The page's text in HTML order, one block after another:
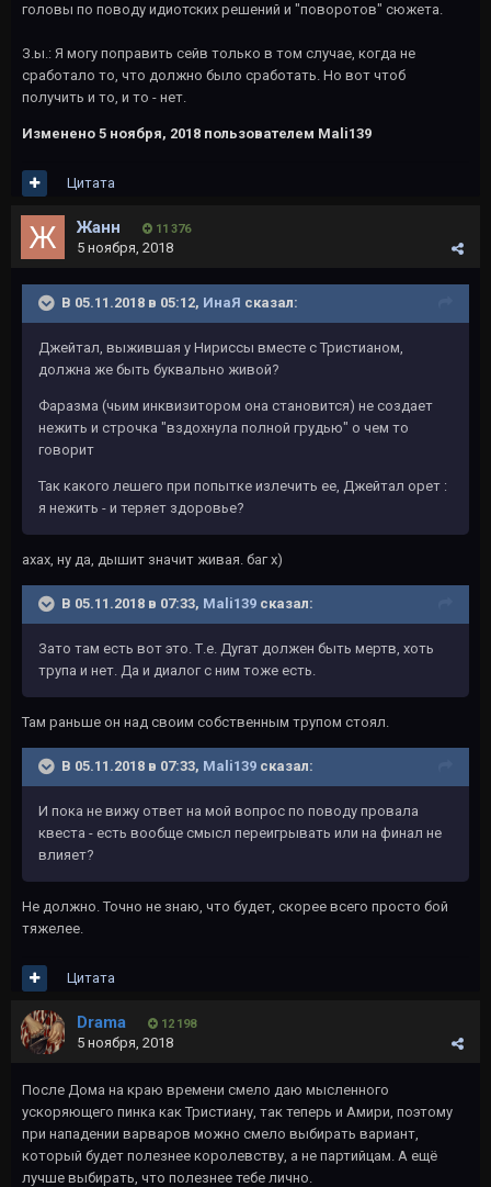
головы по поводу идиотских решений и "поворотов" сюжета.
З.ы.: Я могу поправить сейв только в том случае, когда не
сработало то, что должно было сработать. Но вот чтоб
получить и то, и то - нет.
Изменено 5 ноября, 2018 пользователем Mali139
Цитата
Жанн 11 376
5 ноября, 2018
В 05.11.2018 в 05:12, ИнаЯ сказал:
Джейтал, выжившая у Нириссы вместе с Тристианом,
должна же быть буквально живой?
Фаразма (чьим инквизитором она становится) не создает
нежить и строчка "вздохнула полной грудью" о чем то
говорит
Так какого лешего при попытке излечить ее, Джейтал орет :
я нежить - и теряет здоровье?
ахах, ну да, дышит значит живая. баг х)
В 05.11.2018 в 07:33, Mali139 сказал:
Зато там есть вот это. Т.е. Дугат должен быть мертв, хоть
трупа и нет. Да и диалог с ним тоже есть.
Там раньше он над своим собственным трупом стоял.
В 05.11.2018 в 07:33, Mali139 сказал:
И пока не вижу ответ на мой вопрос по поводу провала
квеста - есть вообще смысл переигрывать или на финал не
влияет?
Не должно. Точно не знаю, что будет, скорее всего просто бой
тяжелее.
Цитата
Drama 12 198
5 ноября, 2018
После Дома на краю времени смело даю мысленного
ускоряющего пинка как Тристиану, так теперь и Амири, поэтому
при нападении варваров можно смело выбирать вариант,
который будет полезнее королевству, а не партийцам. А ещё
лучше выбирать, что полезнее тебе лично.